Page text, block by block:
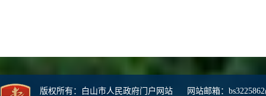
版权所有：白山市人民政府门户网站 网站邮箱：